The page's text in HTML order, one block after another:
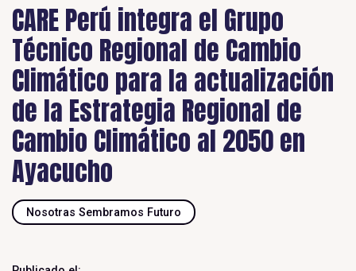
CARE Perú integra el Grupo
Técnico Regional de Cambio
Climático para la actualización
de la Estrategia Regional de
Cambio Climático al 2050 en
Ayacucho
Nosotras Sembramos Futuro